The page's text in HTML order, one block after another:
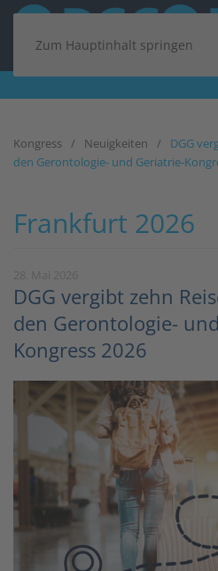
Zum Hauptinhalt springen
Kongress Neuigkeiten
DGG
den Gerontologie- und Geriatrie-
Frankfurt 2026
DGG vergibt zehn
den Gerontologie-
Kongress 2026